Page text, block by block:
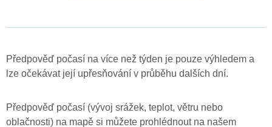
Předpověď počasí na více než týden je pouze výhledem a
lze očekávat její upřesňování v průběhu dalších dní.
Předpověď počasí (vývoj srážek, teplot, větru nebo
oblačnosti) na mapě si můžete prohlédnout na našem